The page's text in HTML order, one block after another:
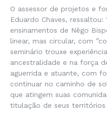
O assessor de projetos e
Eduardo Chaves,
ensinamentos de Nêgo
linear, mas circular, com
seminário trouxe
ancestralidade e na força
aguerrida e atuante, com
continuar no caminho de
que atingem suas
titulação de seus territórios